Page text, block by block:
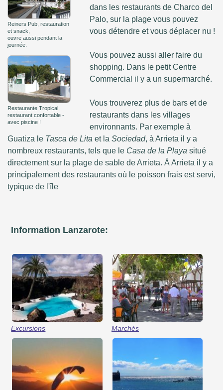
Reiners Pub, restauration
et snack,
ouvre aussi pendant la
journée.
Restaurante Tropical,
restaurant confortable -
avec piscine !
dans les restaurants de Charco del
Palo, sur la plage vous pouvez
vous détendre et vous déplacer nu !
Vous pouvez aussi aller faire du
shopping. Dans le petit Centre
Commercial il y a un supermarché.
Vous trouverez plus de bars et de
restaurants dans les villages
environnants. Par exemple à
Guatiza le Tasca de Lita et la Sociedad, à Arrieta il y a
nombreux restaurants, tels que le Casa de la Playa situé
directement sur la plage de sable de Arrieta. À Arrieta il y a
principalement des restaurants où le poisson frais est servi,
typique de l'île
Information Lanzarote:
Excursions Marchés